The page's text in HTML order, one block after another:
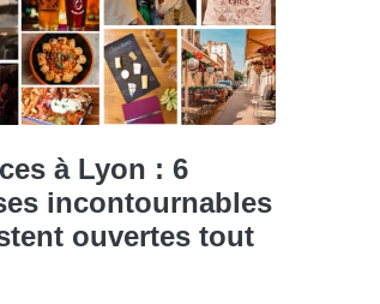
à Lyon : 6
incontournables
ouvertes tout